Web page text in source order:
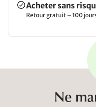
Acheter sans
Retour gratuit – 100
Ne